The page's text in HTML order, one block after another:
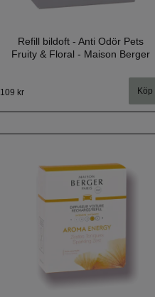
Refill bildoft - Anti Odör Pets
Fruity & Floral - Maison Berger
109 kr